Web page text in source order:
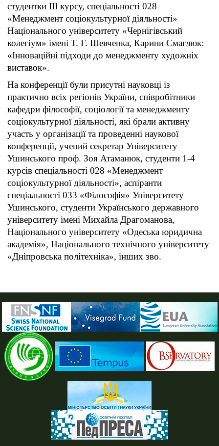
студентки ІІІ курсу, спеціальності 028
«Менеджмент соціокультурної діяльності»
Національного університету «Чернігівський
колегіум» імені Т. Г. Шевченка, Карини Смаглюк:
«Інноваційні підходи до менеджменту художніх
виставок».
На конференції були присутні науковці із
практично всіх регіонів України, співробітники
кафедри філософії, соціології та менеджменту
соціокультурної діяльності, які брали активну
участь у організації та проведенні наукової
конференції, учений секретар Університету
Ушинського проф. Зоя Атаманюк, студенти 1-4
курсів спеціальності 028 «Менеджмент
соціокультурної діяльності», аспіранти
спеціальності 033 «Філософія» Університету
Ушинського, студенти Українського державного
університету імені Михайла Драгоманова,
Національного університету «Одеська юридична
академія», Національного технічного університету
«Дніпровська політехніка», інших зво.